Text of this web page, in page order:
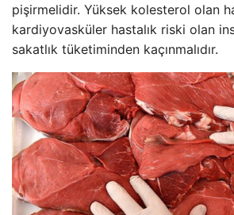
pişirmelidir. Yüksek kolesterol olan
kardiyovasküler hastalık riski olan
sakatlık tüketiminden kaçınmalıdır.